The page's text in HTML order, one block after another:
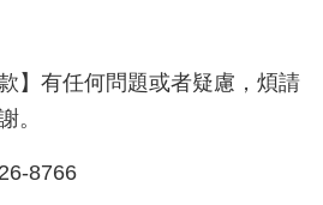
】有任何問題或者疑慮，煩請
。
8766